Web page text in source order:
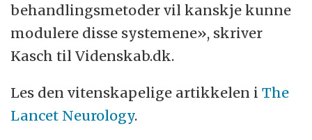
behandlingsmetoder vil kanskje kunne
modulere disse systemene», skriver
Kasch til Videnskab.dk.
Les den vitenskapelige artikkelen iThe
Lancet Neurology.